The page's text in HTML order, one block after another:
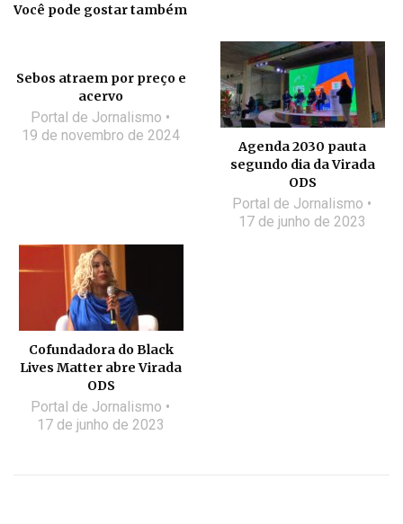
Você pode gostar também
Sebos atraem por preço e
acervo
Portal de Jornalismo
19 de novembro de 2024
Agenda 2030 pauta
segundo dia da Virada
ODS
Portal de Jornalismo
17 de junho de 2023
Cofundadora do Black
Lives Matter abre Virada
ODS
Portal de Jornalismo
17 de junho de 2023